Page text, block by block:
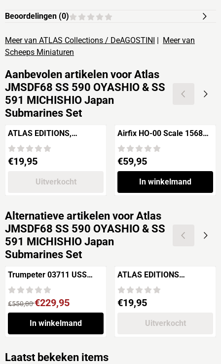
Beoordelingen (0)
Meer van ATLAS Collections / DeAGOSTINI | Meer van
Scheeps Miniaturen
Aanbevolen artikelen voor Atlas
JMSDF68 SS 590 OYASHIO & SS
591 MICHISHIO Japan
Submarines Set
ATLAS EDITIONS,
DEAGOSTINI GM103 HMS
Prince of Wales
Prijs: 19,95
€19,95
Uitverkocht
Airfix HO-00 Scale 1568
LANDING CRAFT LCVP
Prijs: 59,95
€59,95
In winkelmand
Alternatieve artikelen voor Atlas
JMSDF68 SS 590 OYASHIO & SS
591 MICHISHIO Japan
Submarines Set
Trumpeter 03711 USS
Yorktown CV-5 'built for
display'
Van 550,00 voor 229,95
€550,00€229,95
In winkelmand
ATLAS EDITIONS
7134107, DEAGOSTINI 40-
220218 USS Missouri
Prijs: 19,95
€19,95
Uitverkocht
Laatst bekeken items